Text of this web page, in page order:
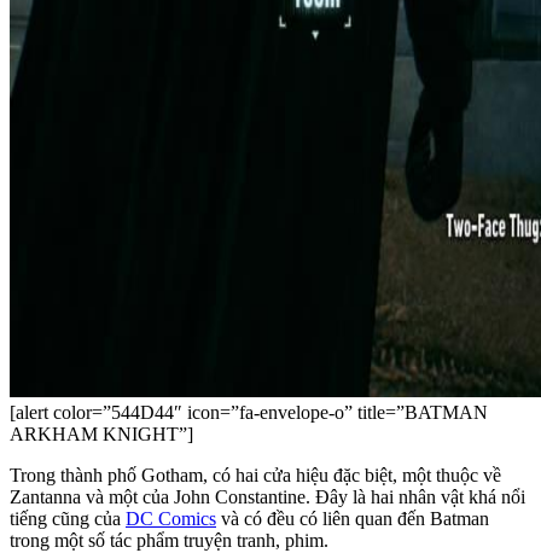
[alert color=”544D44″ icon=”fa-envelope-o” title=”BATMAN
ARKHAM KNIGHT”]
Trong thành phố Gotham, có hai cửa hiệu đặc biệt, một thuộc về
Zantanna và một của John Constantine. Đây là hai nhân vật khá nổi
tiếng cũng của DC Comics và có đều có liên quan đến Batman
trong một số tác phẩm truyện tranh, phim.